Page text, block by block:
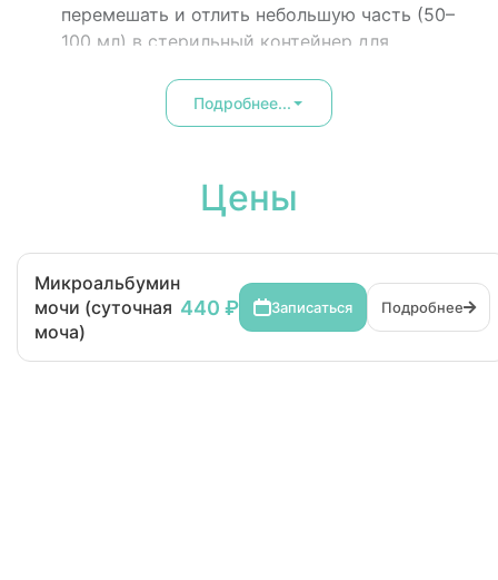
перемешать и отлить небольшую часть (50–
100 мл) в стерильный контейнер для
Подробнее...
Цены
Микроальбумин
мочи (суточная
моча)
440 ₽ Записаться Подробнее